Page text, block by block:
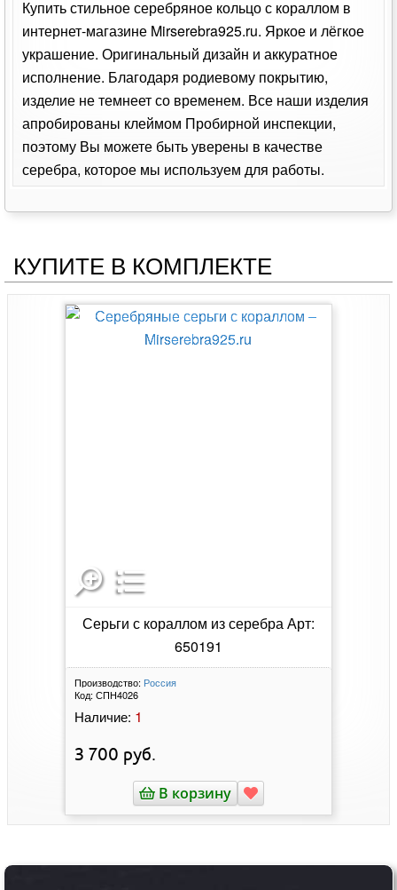
Купить стильное серебряное кольцо с кораллом в
интернет-магазине Mirserebra925.ru. Яркое и лёгкое
украшение. Оригинальный дизайн и аккуратное
исполнение. Благодаря родиевому покрытию,
изделие не темнеет со временем. Все наши изделия
апробированы клеймом Пробирной инспекции,
поэтому Вы можете быть уверены в качестве
серебра, которое мы используем для работы.
КУПИТЕ В КОМПЛЕКТЕ
Серьги с кораллом из серебра Арт:
650191
Производство: Россия
Код: СПН4026
Наличие: 1
3 700 руб.
В корзину